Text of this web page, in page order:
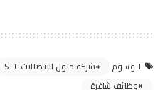
الوسوم شركة حلول الاتصالات STC
وظائف شاغرة